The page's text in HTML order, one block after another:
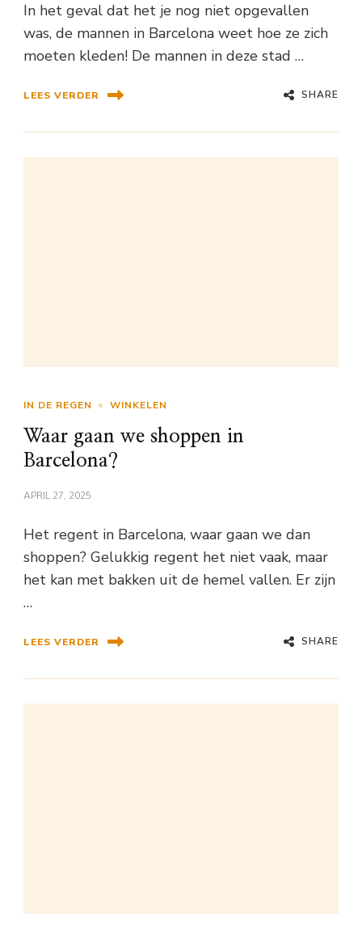
In het geval dat het je nog niet opgevallen
was, de mannen in Barcelona weet hoe ze zich
moeten kleden! De mannen in deze stad …
LEES VERDER SHARE
IN DE REGEN WINKELEN
Waar gaan we shoppen in
Barcelona?
APRIL 27, 2025
Het regent in Barcelona, waar gaan we dan
shoppen? Gelukkig regent het niet vaak, maar
het kan met bakken uit de hemel vallen. Er zijn
…
LEES VERDER SHARE